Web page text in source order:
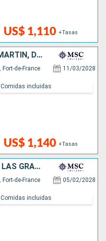
US$ 1,110 +Tasas
ANTIGUA Y BARBUDA, SAN MARTÍN, DOMINICA
Fort-de-France 11/03/2028
US$ 1,140 +Tasas
Comidas incluidas
BARBADOS, SAN VINCENT Y LAS GRANADINAS, SANTA LUCIA, GRENADA
Fort-de-France 05/02/2028
Comidas incluidas